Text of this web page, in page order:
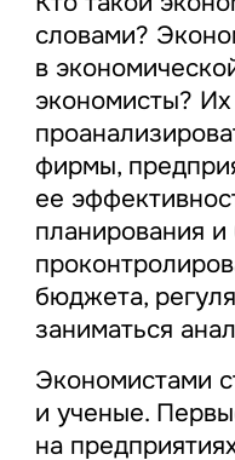
словами?
в
экономисты?
фирмы,
ее
планирования
бюджета,
заниматься
Экономистами
и ученые.
на